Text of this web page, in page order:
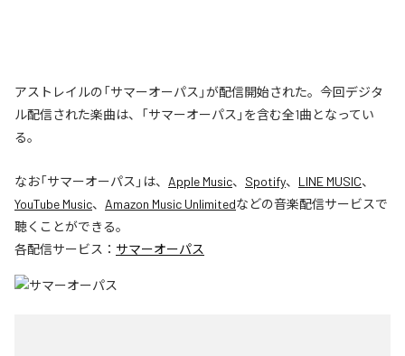
アストレイルの「サマーオーパス」が配信開始された。今回デジタ
ル配信された楽曲は、「サマーオーパス」を含む全1曲となってい
る。
なお「サマーオーパス 」は、 Apple Music、 Spotify、 LINE MUSIC、
YouTube Music、 Amazon Music Unlimitedなどの音楽配信サービスで
聴くことができる。
各配信サービス： サマーオーパス